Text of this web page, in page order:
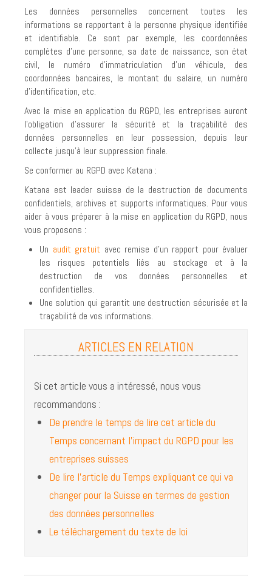
TERMES ET CONDITIONS
INDUSTRIES
LOI ET DROIT
DESTRUCTION PAPIER
DESTRUCTION D'ARCHIVES
SERVICE RÉGULIER
NUMÉRISATION DE DOCUMENTS PAPIER
LA FIN DE VIE DES DOSSIERS RÉSIDENTS
DISQUES DURS
SOLUTION KATANA POUR LES DATA CENTERS
EFFACEMENT DE DONNÉES NUMÉRIQUES
RISQUES ASSOCIÉS AUX PHOTOCOPIEURS
JOBS
RESSOURCES
Les données personnelles concernent toutes les
informations se rapportant à la personne physique identifiée
et identifiable. Ce sont par exemple, les coordonnées
complètes d’une personne, sa date de naissance, son état
civil, le numéro d’immatriculation d’un véhicule, des
coordonnées bancaires, le montant du salaire, un numéro
d’identification, etc.
Avec la mise en application du RGPD, les entreprises auront
l’obligation d’assurer la sécurité et la traçabilité des
données personnelles en leur possession, depuis leur
collecte jusqu’à leur suppression finale.
Se conformer au RGPD avec Katana :
Katana est leader suisse de la destruction de documents
confidentiels, archives et supports informatiques. Pour vous
aider à vous préparer à la mise en application du RGPD, nous
vous proposons :
Un audit gratuit avec remise d’un rapport pour évaluer
les risques potentiels liés au stockage et à la
destruction de vos données personnelles et
confidentielles.
Une solution qui garantit une destruction sécurisée et la
traçabilité de vos informations.
ARTICLES EN RELATION
Si cet article vous a intéressé, nous vous
recommandons :
De prendre le temps de lire cet article du
Temps concernant l’impact du RGPD pour les
entreprises suisses
De lire l'article du Temps expliquant ce qui va
changer pour la Suisse en termes de gestion
des données personnelles
Le téléchargement du texte de loi